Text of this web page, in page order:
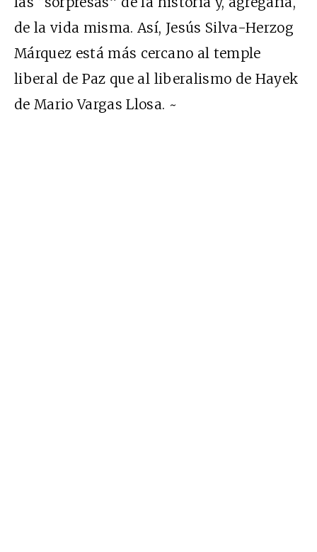
de la vida misma. Así, Jesús Silva-Herzog
Márquez está más cercano al temple
liberal de Paz que al liberalismo de Hayek
de Mario Vargas Llosa. ~